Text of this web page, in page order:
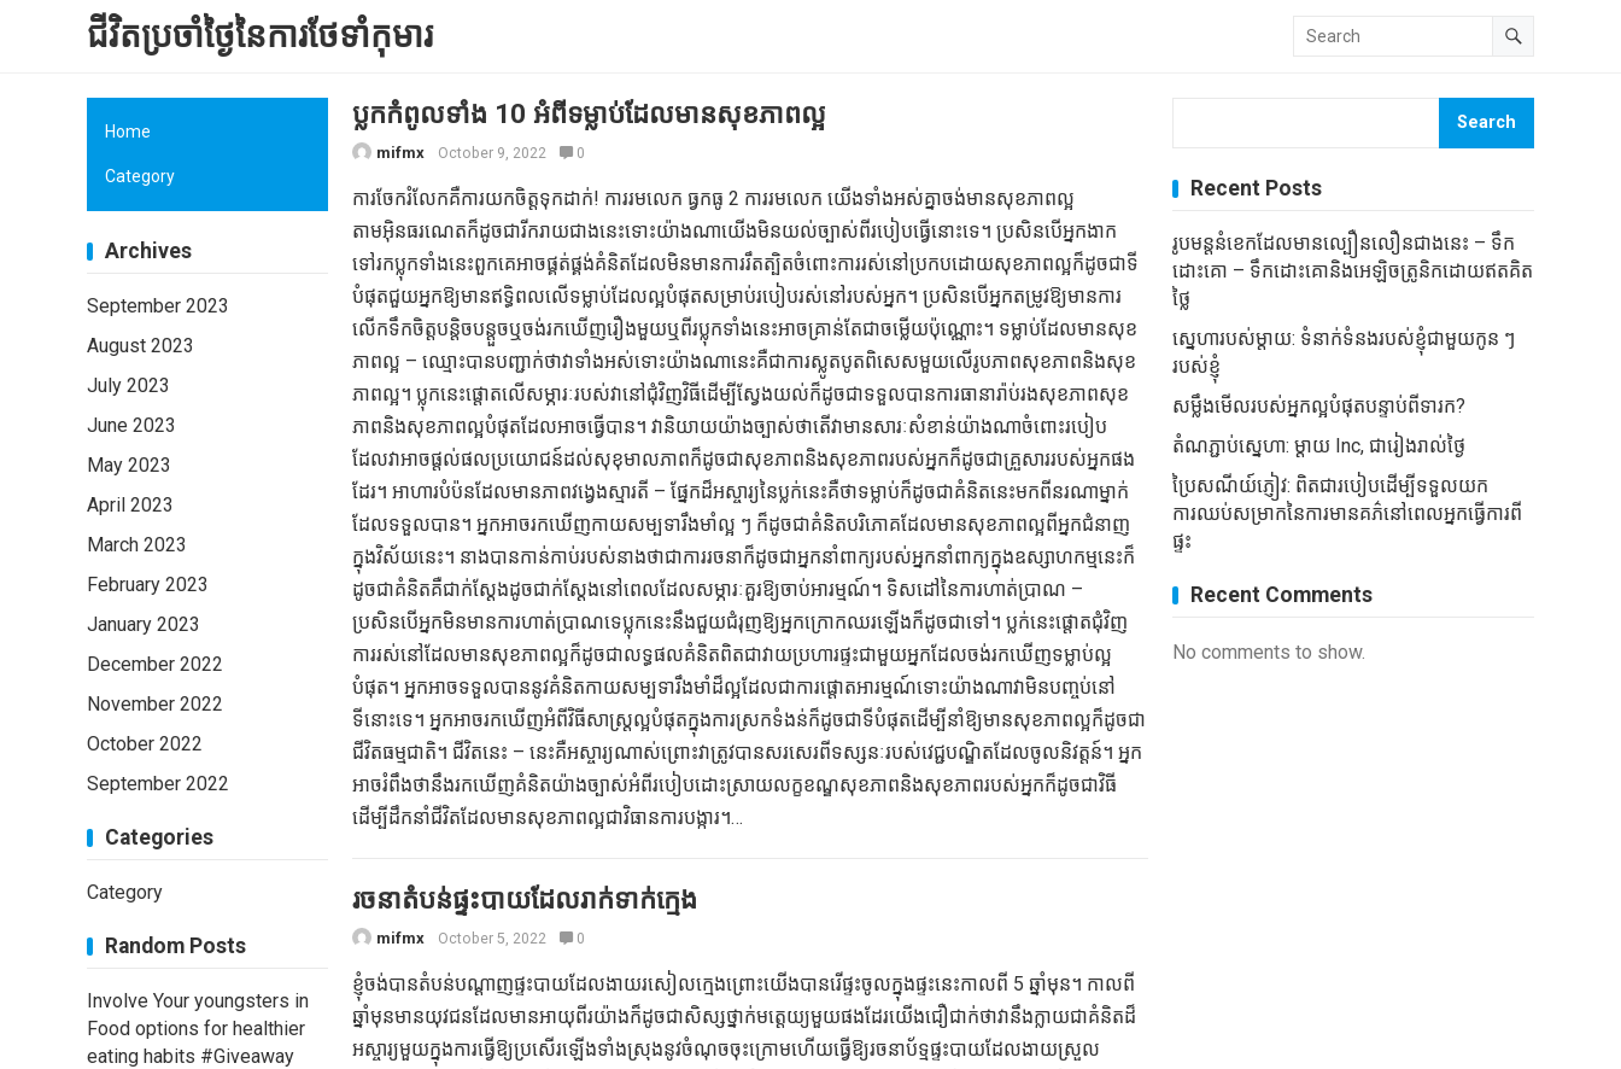
ជីវិតប្រចាំថ្ងៃនៃការថែទាំកុមារ
ប្លុកកំពូលទាំង 10 អំពីទម្លាប់ដែលមានសុខភាពល្អ
mifmx October 9, 2022 0
ការចែករំលែកគឺការយកចិត្តទុកដាក់! ការរមលេក ធ្វកធូ 2 ការរមលេក យើងទាំងអស់គ្នាចង់មានសុខភាពល្អ
តាមអ៊ិនធរណេតក៏ដូចជារីករាយជាងនេះទោះយ៉ាងណាយើងមិនយល់ច្បាស់ពីរបៀបធ្វើនោះទេ។ ប្រសិនបើអ្នកងាក
ទៅរកប្លុកទាំងនេះពួកគេអាចផ្គត់ផ្គង់គំនិតដែលមិនមានការរឹតត្បិតចំពោះការរស់នៅប្រកបដោយសុខភាពល្អក៏ដូចជាទី
បំផុតជួយអ្នកឱ្យមានឥទ្ធិពលលើទម្លាប់ដែលល្អបំផុតសម្រាប់របៀបរស់នៅរបស់អ្នក។ ប្រសិនបើអ្នកតម្រូវឱ្យមានការ
លើកទឹកចិត្តបន្តិចបន្តួចឬចង់រកឃើញរឿងមួយឬពីរប្លុកទាំងនេះអាចគ្រាន់តែជាចម្លើយប៉ុណ្ណោះ។ ទម្លាប់ដែលមានសុខ
ភាពល្អ – ឈ្មោះបានបញ្ជាក់ថាវាទាំងអស់ទោះយ៉ាងណានេះគឺជាការស្លូតបូតពិសេសមួយលើរូបភាពសុខភាពនិងសុខ
ភាពល្អ។ ប្លុកនេះផ្តោតលើសម្ភារៈរបស់វានៅជុំវិញវិធីដើម្បីស្វែងយល់ក៏ដូចជាទទួលបានការធានារ៉ាប់រងសុខភាពសុខ
ភាពនិងសុខភាពល្អបំផុតដែលអាចធ្វើបាន។ វានិយាយយ៉ាងច្បាស់ថាតើវាមានសារៈសំខាន់យ៉ាងណាចំពោះរបៀប
ដែលវាអាចផ្តល់ផលប្រយោជន៍ដល់សុខុមាលភាពក៏ដូចជាសុខភាពនិងសុខភាពរបស់អ្នកក៏ដូចជាគ្រួសាររបស់អ្នកផង
ដែរ។ អាហារបំប៉នដែលមានភាពវង្វេងស្មារតី – ផ្នែកដ៏អស្ចារ្យនៃប្លក់នេះគឺថាទម្លាប់ក៏ដូចជាគំនិតនេះមកពីនរណាម្នាក់
ដែលទទួលបាន។ អ្នកអាចរកឃើញកាយសម្បទារឹងមាំល្អ ៗ ក៏ដូចជាគំនិតបរិភោគដែលមានសុខភាពល្អពីអ្នកជំនាញ
ក្នុងវិស័យនេះ។ នាងបានកាន់កាប់របស់នាងថាជាការរចនាក៏ដូចជាអ្នកនាំពាក្យរបស់អ្នកនាំពាក្យក្នុងឧស្សាហកម្មនេះក៏
ដូចជាគំនិតគឺជាក់ស្តែងដូចជាក់ស្តែងនៅពេលដែលសម្ភារៈគួរឱ្យចាប់អារម្មណ៍។ ទិសដៅនៃការហាត់ប្រាណ –
ប្រសិនបើអ្នកមិនមានការហាត់ប្រាណទេប្លុកនេះនឹងជួយជំរុញឱ្យអ្នកក្រោកឈរឡើងក៏ដូចជាទៅ។ ប្លក់នេះផ្តោតជុំវិញ
ការរស់នៅដែលមានសុខភាពល្អក៏ដូចជាលទ្ធផលគំនិតពិតជាវាយប្រហារផ្ទះជាមួយអ្នកដែលចង់រកឃើញទម្លាប់ល្អ
បំផុត។ អ្នកអាចទទួលបាននូវគំនិតកាយសម្បទារឹងមាំដ៏ល្អដែលជាការផ្តោតអារម្មណ៍ទោះយ៉ាងណាវាមិនបញ្ចប់នៅ
ទីនោះទេ។ អ្នកអាចរកឃើញអំពីវិធីសាស្រ្តល្អបំផុតក្នុងការស្រកទំងន់ក៏ដូចជាទីបំផុតដើម្បីនាំឱ្យមានសុខភាពល្អក៏ដូចជា
ជីវិតធម្មជាតិ។ ជីវិតនេះ – នេះគឺអស្ចារ្យណាស់ព្រោះវាត្រូវបានសរសេរពីទស្សនៈរបស់វេជ្ជបណ្ឌិតដែលចូលនិវត្តន៍។ អ្នក
អាចរំពឹងថានឹងរកឃើញគំនិតយ៉ាងច្បាស់អំពីរបៀបដោះស្រាយលក្ខខណ្ឌសុខភាពនិងសុខភាពរបស់អ្នកក៏ដូចជាវិធី
ដើម្បីដឹកនាំជីវិតដែលមានសុខភាពល្អជាវិធានការបង្ការ។…
រចនាតំបន់ផ្ទះបាយដែលរាក់ទាក់ក្មេង
mifmx October 5, 2022 0
ខ្ញុំចង់បានតំបន់បណ្ដាញផ្ទះបាយដែលងាយរសៀលក្មេងព្រោះយើងបានរើផ្ទះចូលក្នុងផ្ទះនេះកាលពី 5 ឆ្នាំមុន។ កាលពី
ឆ្នាំមុនមានយុវជនដែលមានអាយុពីរយ៉ាងក៏ដូចជាសិស្សថ្នាក់មត្តេយ្យមួយផងដែរយើងជឿជាក់ថាវានឹងក្លាយជាគំនិតដ៏
អស្ចារ្យមួយក្នុងការធ្វើឱ្យប្រសើរឡើងទាំងស្រុងនូវចំណុចចុះក្រោមហើយធ្វើឱ្យរចនាប័ទ្មផ្ទះបាយដែលងាយស្រួល
Search
Recent Posts
រូបមន្តនំខេកដែលមានល្បឿនលឿនជាងនេះ – ទឹក
ដោះគោ – ទឹកដោះគោនិងអេឡិចត្រូនិកដោយឥតគិត
ថ្លៃ
ស្នេហារបស់ម្តាយ: ទំនាក់ទំនងរបស់ខ្ញុំជាមួយកូន ៗ
របស់ខ្ញុំ
សម្លឹងមើលរបស់អ្នកល្អបំផុតបន្ទាប់ពីទារក?
តំណភ្ជាប់ស្នេហា: ម្តាយ Inc, ជារៀងរាល់ថ្ងៃ
ប្រៃសណីយ៍ភ្ញៀវ: ពិតជារបៀបដើម្បីទទួលយក
ការឈប់សម្រាកនៃការមានគភ៌នៅពេលអ្នកធ្វើការពី
ផ្ទះ
Recent Comments
No comments to show.
Home
Category
Archives
September 2023
August 2023
July 2023
June 2023
May 2023
April 2023
March 2023
February 2023
January 2023
December 2022
November 2022
October 2022
September 2022
Categories
Category
Random Posts
Involve Your youngsters in
Food options for healthier
eating habits #Giveaway